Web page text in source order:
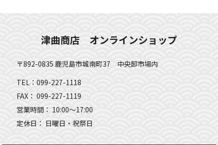
津曲商店 オンラインショップ
〒892-0835 鹿児島市城南町37 中央卸市場内
TEL：099-227-1118
FAX： 099-227-1119
営業時間： 10:00～17:00
定休日： 日曜日・祝祭日